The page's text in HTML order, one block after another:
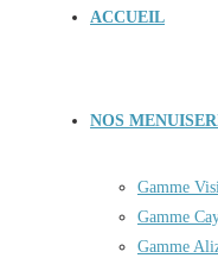
ACCUEIL
NOS
Gamme
Gamme
Gamme